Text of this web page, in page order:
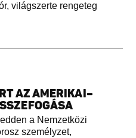
világszerte rengeteg
AZ AMERIKAI–
a Nemzetközi
személyzet,